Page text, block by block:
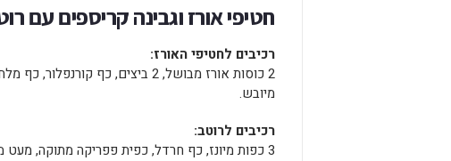
חטיפי אורז וגבינה קריספים עם
רכיבים לחטיפי האורז:
מיובש.
רכיבים לרוטב:
3 כפות מיונז, כף חרדל, כפית פפריקה מתוקה, מעט מלפפונים חמוצים קצוצים ומעט עירית קצוצה.